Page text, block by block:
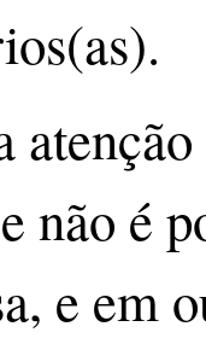
não é
e em